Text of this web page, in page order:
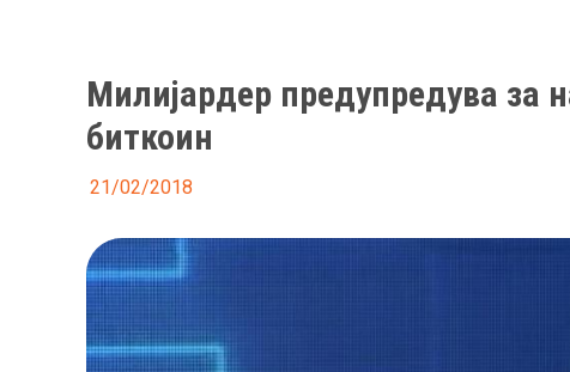
Милијардер предупредува за
биткоин
21/02/2018